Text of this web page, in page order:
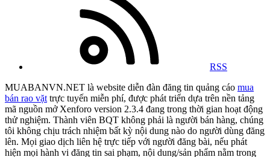
RSS
MUABANVN.NET là website diễn đàn đăng tin quảng cáo mua
bán rao vặt trực tuyến miễn phí, được phát triển dựa trên nền tảng
mã nguồn mở Xenforo version 2.3.4 đang trong thời gian hoạt động
thử nghiệm. Thành viên BQT không phải là người bán hàng, chúng
tôi không chịu trách nhiệm bất kỳ nội dung nào do người dùng đăng
lên. Mọi giao dịch liên hệ trực tiếp với người đăng bài, nếu phát
hiện mọi hành vi đăng tin sai phạm, nội dung/sản phẩm nằm trong